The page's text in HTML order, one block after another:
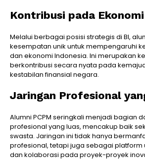
Kontribusi pada
Melalui berbagai posisi strategis di BI,
kesempatan unik untuk mempengaruhi
dan ekonomi Indonesia. Ini merupakan
berkontribusi secara nyata pada
kestabilan finansial negara.
Jaringan Profesional
Alumni PCPM seringkali menjadi bagian
profesional yang luas, mencakup baik
swasta. Jaringan ini tidak hanya
profesional, tetapi juga sebagai platform
dan kolaborasi pada proyek-proyek